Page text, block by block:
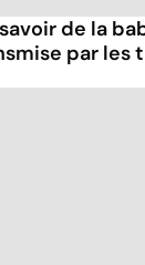
de la
par les